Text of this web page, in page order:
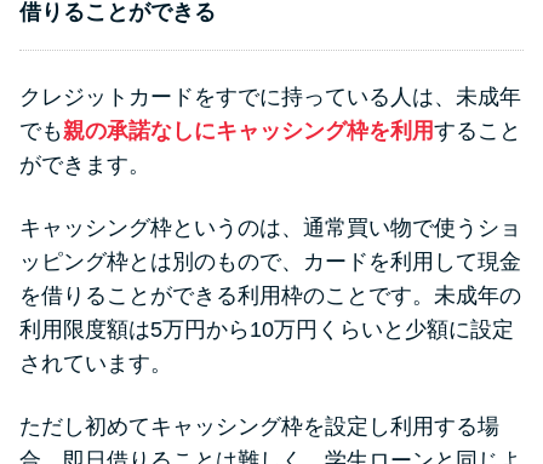
借りることができる
クレジットカードをすでに持っている人は、未成年
でも親の承諾なしにキャッシング枠を利用すること
ができます。
キャッシング枠というのは、通常買い物で使うショ
ッピング枠とは別のもので、カードを利用して現金
を借りることができる利用枠のことです。未成年の
利用限度額は5万円から10万円くらいと少額に設定
されています。
ただし初めてキャッシング枠を設定し利用する場